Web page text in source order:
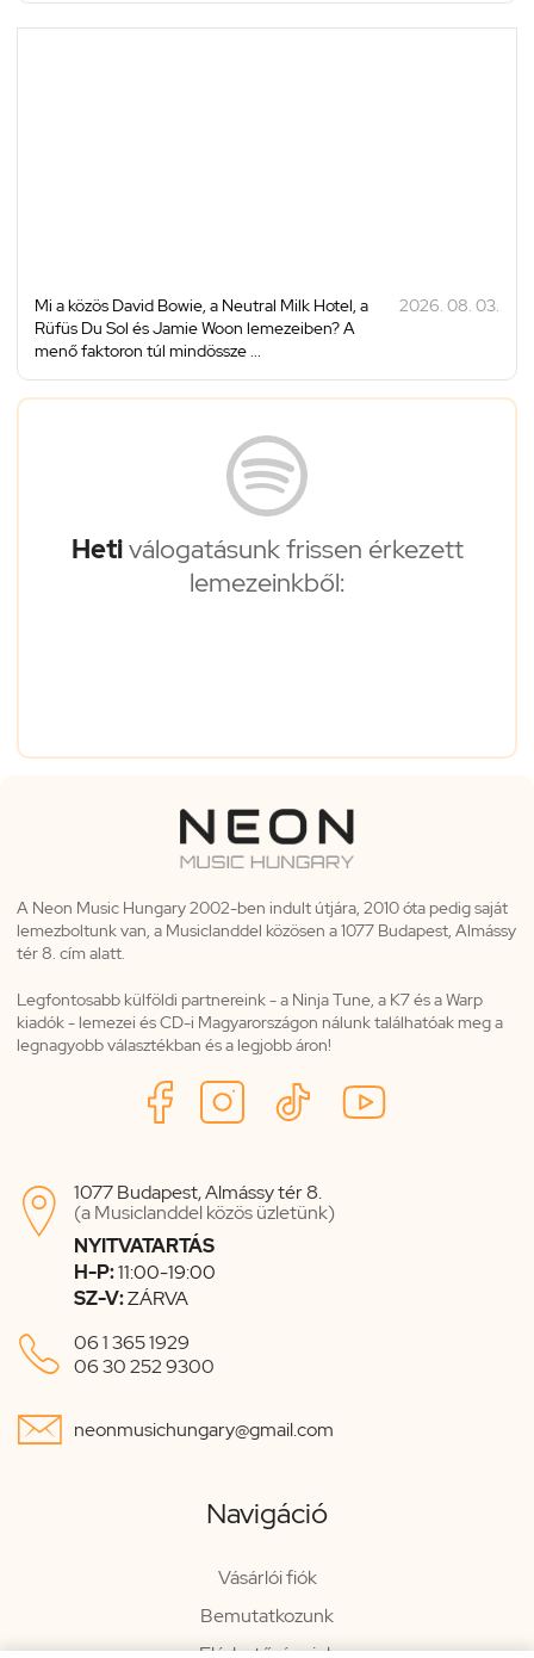
Mi a közös David Bowie, a Neutral Milk Hotel, a
Rüfüs Du Sol és Jamie Woon lemezeiben? A
menő faktoron túl mindössze ...
2026. 08. 03.
Hetiválogatásunk frissen érkezett
lemezeinkből:
A Neon Music Hungary 2002-ben indult útjára, 2010 óta pedig saját
lemezboltunk van, a Musiclanddel közösen a 1077 Budapest, Almássy
tér 8. cím alatt.
Legfontosabb külföldi partnereink - a Ninja Tune, a K7 és a Warp
kiadók - lemezei és CD-i Magyarországon nálunk találhatóak meg a
legnagyobb választékban és a legjobb áron!

1077 Budapest, Almássy tér 8.
(a Musiclanddel közös üzletünk)
NYITVATARTÁS
H-P:11:00-19:00
SZ-V:ZÁRVA
 06 1 365 1929
06 30 252 9300
 neonmusichungary@gmail.com
Navigáció
Vásárlói fiók
Bemutatkozunk